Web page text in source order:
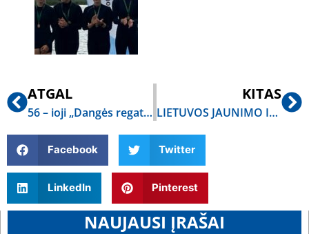
ATGAL
56 – ioji „Dangės regata“ Klaipėdoje
KITAS
LIETUVOS JAUNIMO IR JAUNIŲ ČEMPIONATAI KAUNE
Facebook Twitter
LinkedIn Pinterest
NAUJAUSI ĮRAŠAI